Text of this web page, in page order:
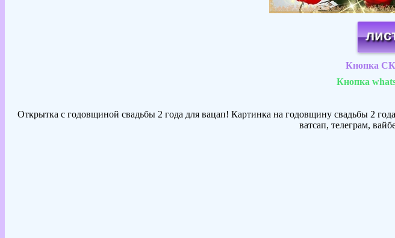
Кнопка
Кнопка
Открытка с годовщиной свадьбы 2 года для вацап! Картинка на годовщину свадьбы 2
ватсап, телеграм,